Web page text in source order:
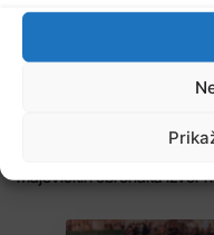
majevičkih obronaka izvor